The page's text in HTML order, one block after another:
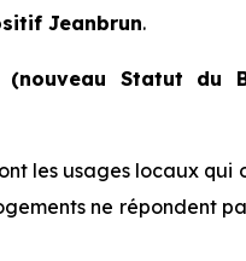
Jeanbrun.
(nouveau Statut du
les usages locaux
ne répondent